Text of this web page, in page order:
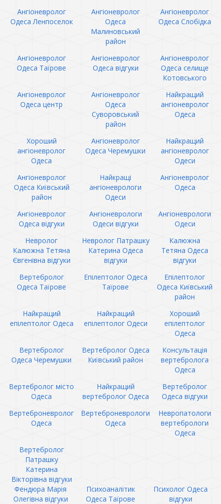
Ангіоневролог
Одеса Ленпоселок
Ангіоневролог
Одеса
Малиновський
район
Ангіоневролог
Одеса Слобідка
Ангіоневролог
Одеса Таїрове
Ангіоневролог
Одеса відгуки
Ангіоневролог
Одеса селище
Котовського
Ангіоневролог
Одеса центр
Ангіоневролог
Одеса
Суворовський
район
Найкращий
ангіоневролог
Одеса
Хороший
ангіоневролог
Одеса
Ангіоневролог
Одеса Черемушки
Найкращий
ангіоневролог
Одеси
Ангіоневролог
Одеса Київський
район
Найкращі
ангіоневрологи
Одеси
Ангіоневролог
Одеса
Ангіоневролог
Одеса відгуки
Ангіоневрологи
Одеси відгуки
Ангіоневрологи
Одеси
Невролог
Калюжна Тетяна
Євгенівна відгуки
Невролог Патрашку
Катерина Одеса
відгуки
Калюжна
Тетяна Одеса
відгуки
Вертебролог
Одеса Таїрове
Епілептолог Одеса
Таїрове
Епілептолог
Одеса Київський
район
Найкращий
епілептолог Одеса
Найкращий
епілептолог Одеси
Хороший
епілептолог
Одеса
Вертебролог
Одеса Черемушки
Вертебролог Одеса
Київський район
Консультація
вертебролога
Одеса
Вертебролог місто
Одеса
Найкращий
вертебролог Одеса
Вертебролог
Одеса відгуки
Вертеброневролог
Одеса
Вертеброневрологи
Одеса
Невропатологи
вертебрологи
Одеса
Вертебролог
Патрашку
Катерина
Вікторівна відгуки
Фендюра Марія
Олегівна відгуки
Психоаналітик
Одеса Таїрове
Психолог Одеса
відгуки